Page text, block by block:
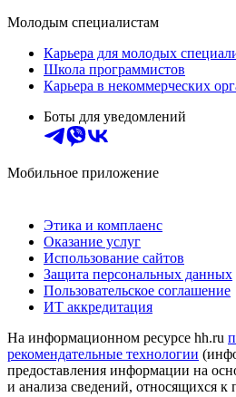
Молодым специалистам
Карьера для молодых
Школа программистов
Карьера в некоммерческих
Боты для уведомлений
Мобильное приложение
Этика и комплаенс
Оказание услуг
Использование сайтов
Защита персональных данных
Пользовательское соглашение
ИТ аккредитация
На информационном ресурсе hh.ru
рекомендательные технологии
предоставления информации на
и анализа сведений, относящихся к